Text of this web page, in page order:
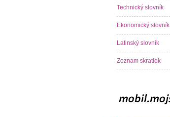
Technický slovník
Ekonomický slovník
Latinský slovník
Zoznam skratiek